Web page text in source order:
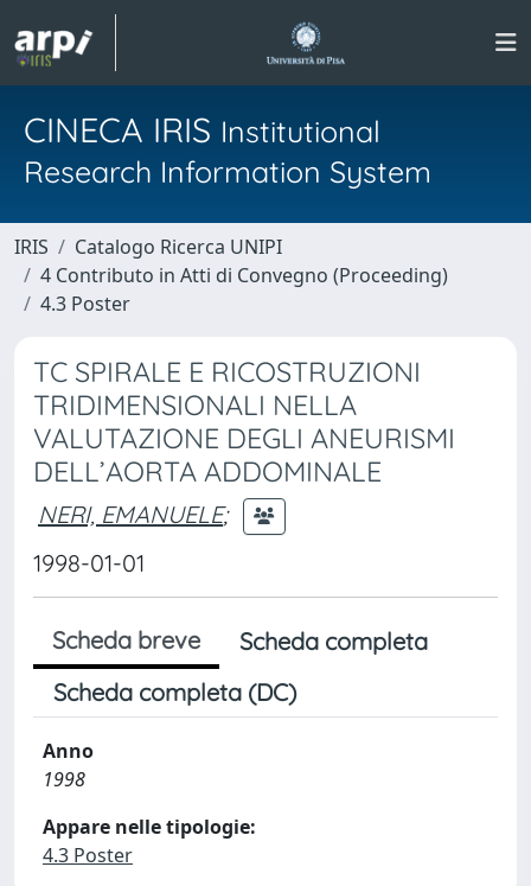
CINECA IRIS Institutional
Research Information System
IRIS
Catalogo Ricerca UNIPI
4 Contributo in Atti di Convegno (Proceeding)
4.3 Poster
TC SPIRALE E RICOSTRUZIONI
TRIDIMENSIONALI NELLA
VALUTAZIONE DEGLI ANEURISMI
DELL’AORTA ADDOMINALE
NERI, EMANUELE;
1998-01-01
Scheda breve
Scheda completa
Scheda completa (DC)
Anno
1998
Appare nelle tipologie:
4.3 Poster